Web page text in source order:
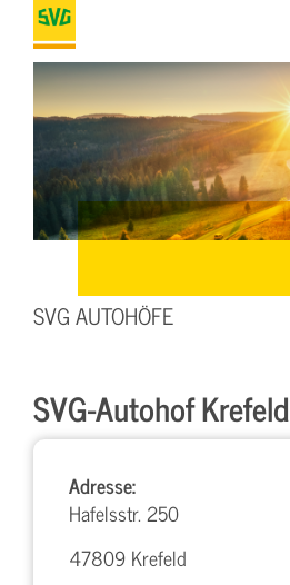
SVG AUTOHÖFE
SVG-Autohof Krefeld
Adresse:
Hafelsstr. 250
47809 Krefeld